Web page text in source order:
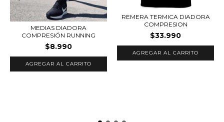
MEDIAS DIADORA
COMPRESIÓN RUNNING
$8.990
REMERA TERMICA DIADORA
COMPRESION
$33.990
AGREGAR AL CARRITO